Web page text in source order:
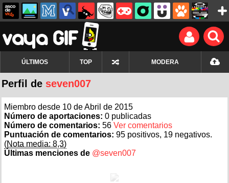
ÚLTIMOS TOP MODERA
Perfil de seven007
Miembro desde 10 de Abril de 2015
Número de aportaciones: 0 publicadas
Número de comentarios: 56 Ver comentarios
Puntuación de comentarios: 95 positivos, 19 negativos.
(Nota media: 8,3)
Últimas menciones de @seven007